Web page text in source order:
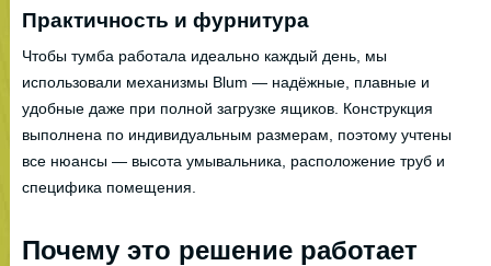
Практичность и фурнитура
Чтобы тумба работала идеально каждый день, мы
использовали механизмы Blum — надёжные, плавные и
удобные даже при полной загрузке ящиков. Конструкция
выполнена по индивидуальным размерам, поэтому учтены
все нюансы — высота умывальника, расположение труб и
специфика помещения.
Почему это решение работает